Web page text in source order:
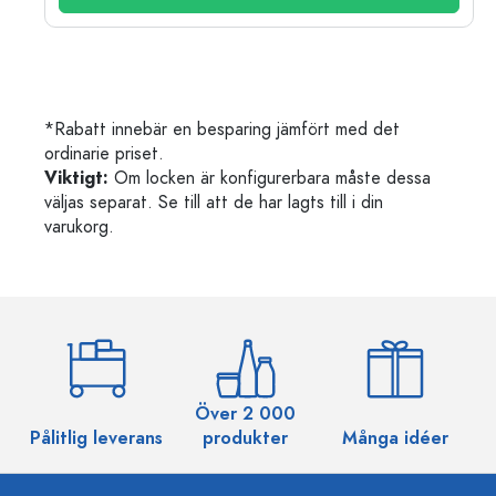
*Rabatt innebär en besparing jämfört med det
ordinarie priset.
Viktigt: Om locken är konfigurerbara måste dessa
väljas separat. Se till att de har lagts till i din
varukorg.
Pålitlig leverans
Över 2 000
produkter
Många idéer